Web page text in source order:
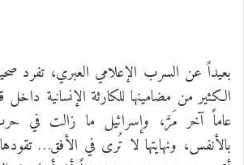
بعيداً عن السرب الإعلامي العبري، تفرد
الكثير من مضامينها للكارثة الإنسانية
عاماً آخر مَرَّ، وإسرائيل ما زالت في
بالأنفس، ونهايتها لا تُرى في الأفق…